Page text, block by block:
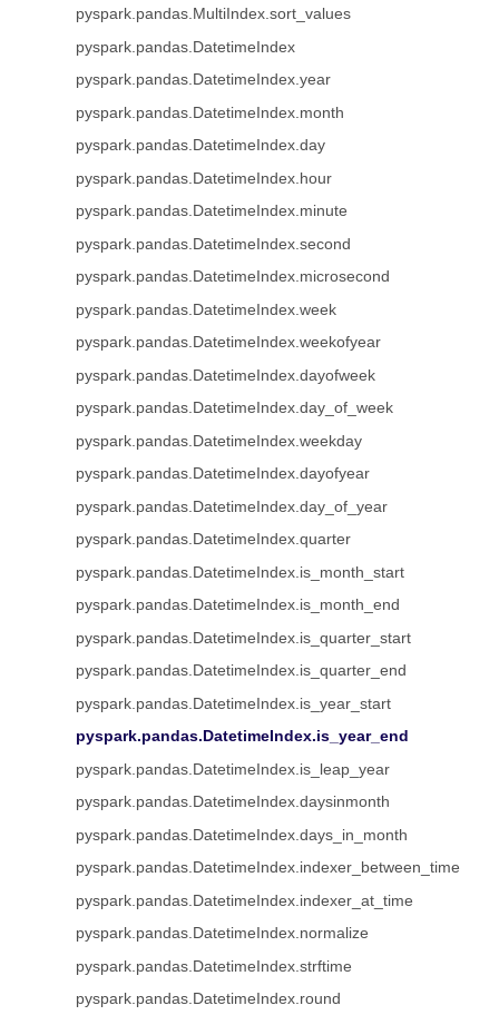
pyspark.pandas.MultiIndex.sort_values
pyspark.pandas.DatetimeIndex
pyspark.pandas.DatetimeIndex.year
pyspark.pandas.DatetimeIndex.month
pyspark.pandas.DatetimeIndex.day
pyspark.pandas.DatetimeIndex.hour
pyspark.pandas.DatetimeIndex.minute
pyspark.pandas.DatetimeIndex.second
pyspark.pandas.DatetimeIndex.microsecond
pyspark.pandas.DatetimeIndex.week
pyspark.pandas.DatetimeIndex.weekofyear
pyspark.pandas.DatetimeIndex.dayofweek
pyspark.pandas.DatetimeIndex.day_of_week
pyspark.pandas.DatetimeIndex.weekday
pyspark.pandas.DatetimeIndex.dayofyear
pyspark.pandas.DatetimeIndex.day_of_year
pyspark.pandas.DatetimeIndex.quarter
pyspark.pandas.DatetimeIndex.is_month_start
pyspark.pandas.DatetimeIndex.is_month_end
pyspark.pandas.DatetimeIndex.is_quarter_start
pyspark.pandas.DatetimeIndex.is_quarter_end
pyspark.pandas.DatetimeIndex.is_year_start
pyspark.pandas.DatetimeIndex.is_year_end
pyspark.pandas.DatetimeIndex.is_leap_year
pyspark.pandas.DatetimeIndex.daysinmonth
pyspark.pandas.DatetimeIndex.days_in_month
pyspark.pandas.DatetimeIndex.indexer_between_time
pyspark.pandas.DatetimeIndex.indexer_at_time
pyspark.pandas.DatetimeIndex.normalize
pyspark.pandas.DatetimeIndex.strftime
pyspark.pandas.DatetimeIndex.round